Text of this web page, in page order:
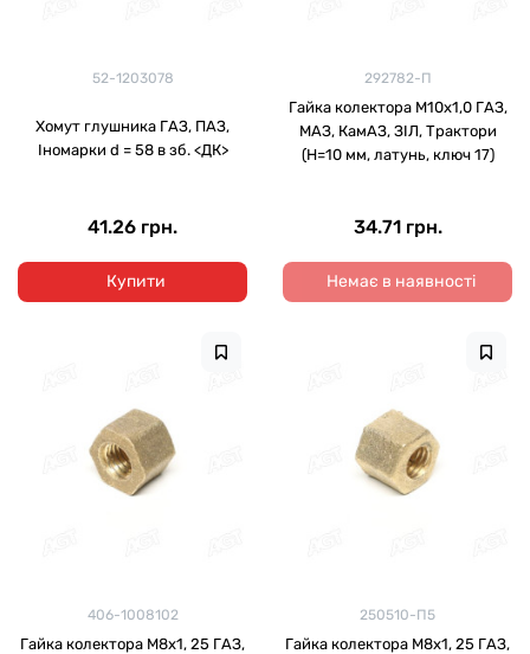
52-1203078
Хомут глушника ГАЗ, ПАЗ,
Іномарки d = 58 в зб. <ДК>
41.26 грн.
Купити
292782-П
Гайка колектора М10х1,0 ГАЗ,
МАЗ, КамАЗ, ЗІЛ, Трактори
(H=10 мм, латунь, ключ 17)
34.71 грн.
Немає в наявності
406-1008102
Гайка колектора М8х1, 25 ГАЗ,
250510-П5
Гайка колектора М8х1, 25 ГАЗ,